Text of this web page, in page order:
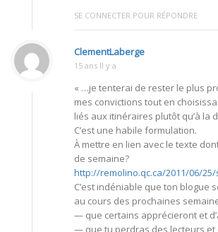
SE CONNECTER POUR RÉPONDRE
ClementLaberge
15 ans Il y a
« …je tenterai de rester le plus
mes convictions tout en
liés aux itinéraires plutôt qu’à la
C’est une habile formulation.
À mettre en lien avec le texte
de semaine?
http://remolino.qc.ca/2011/06/
C’est indéniable que ton blogue
au cours des prochaines
— que certains apprécieront et
— que tu perdras des lecteurs et